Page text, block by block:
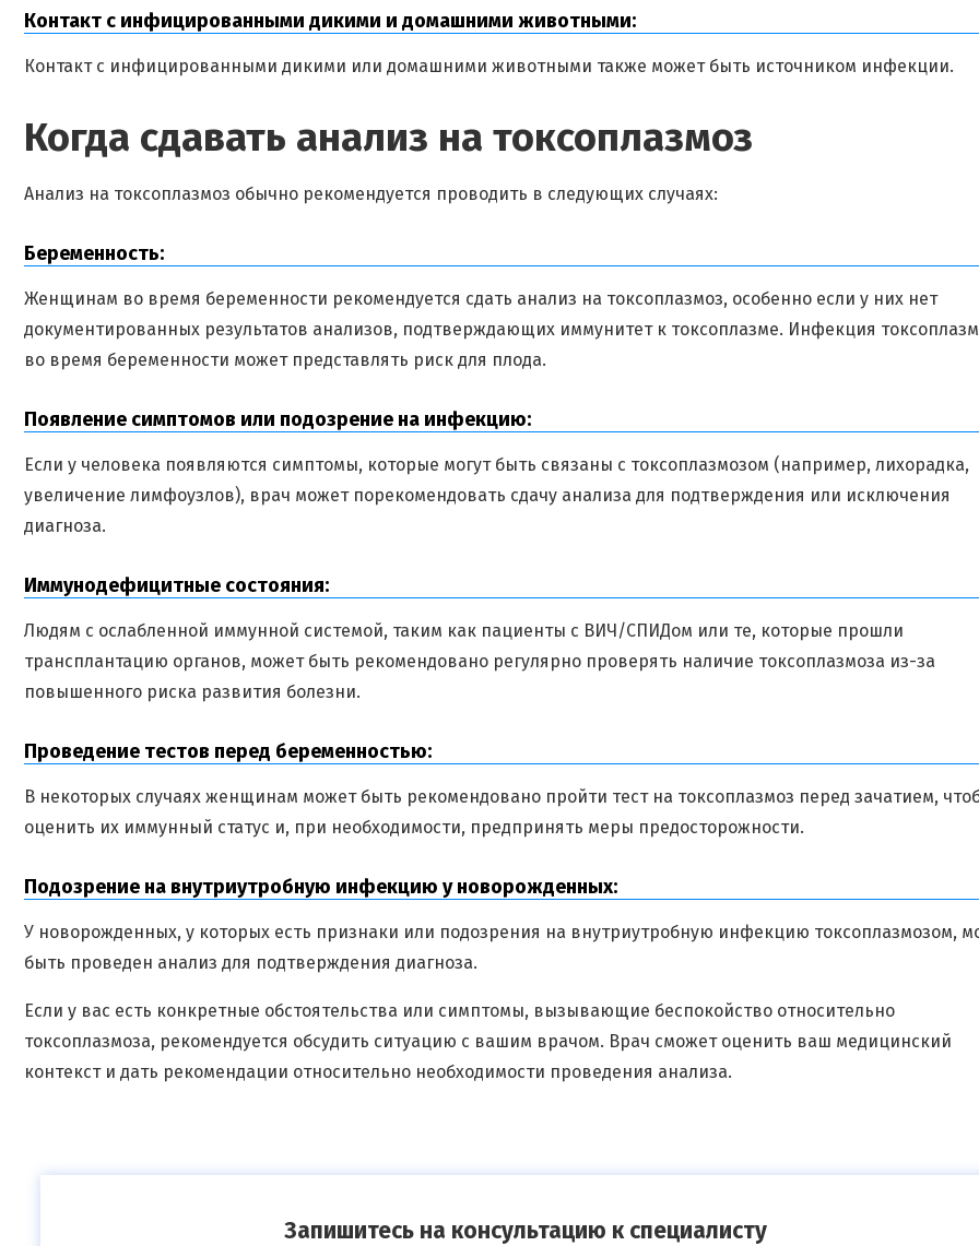
Контакт с инфицированными дикими и домашними животными:
Контакт с инфицированными дикими или домашними животными также может быть источником инфекции.
Когда сдавать анализ на токсоплазмоз
Анализ на токсоплазмоз обычно рекомендуется проводить в следующих случаях:
Беременность:
Женщинам во время беременности рекомендуется сдать анализ на токсоплазмоз, особенно если у них нет
документированных результатов анализов, подтверждающих иммунитет к токсоплазме. Инфекция
во время беременности может представлять риск для плода.
Появление симптомов или подозрение на инфекцию:
Если у человека появляются симптомы, которые могут быть связаны с токсоплазмозом (например, лихорадка,
увеличение лимфоузлов), врач может порекомендовать сдачу анализа для подтверждения или исключения
диагноза.
Иммунодефицитные состояния:
Людям с ослабленной иммунной системой, таким как пациенты с ВИЧ/СПИДом или те, которые прошли
трансплантацию органов, может быть рекомендовано регулярно проверять наличие токсоплазмоза из-за
повышенного риска развития болезни.
Проведение тестов перед беременностью:
В некоторых случаях женщинам может быть рекомендовано пройти тест на токсоплазмоз перед зачатием,
оценить их иммунный статус и, при необходимости, предпринять меры предосторожности.
Подозрение на внутриутробную инфекцию у новорожденных:
У новорожденных, у которых есть признаки или подозрения на внутриутробную инфекцию токсоплазмозом,
быть проведен анализ для подтверждения диагноза.
Если у вас есть конкретные обстоятельства или симптомы, вызывающие беспокойство относительно
токсоплазмоза, рекомендуется обсудить ситуацию с вашим врачом. Врач сможет оценить ваш медицинский
контекст и дать рекомендации относительно необходимости проведения анализа.
Запишитесь на консультацию к специалисту